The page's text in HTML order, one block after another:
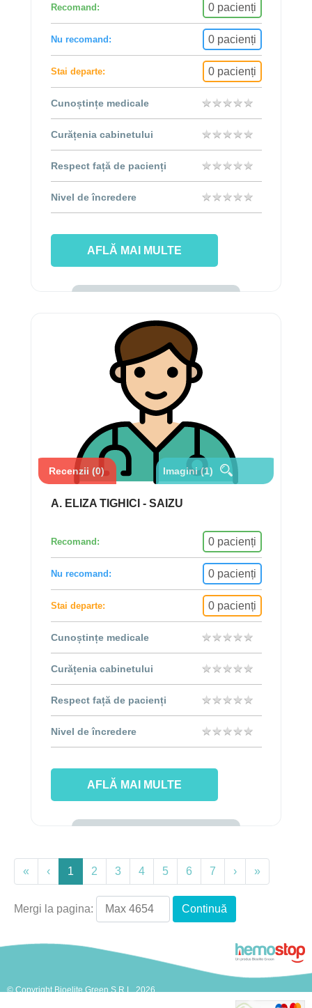
Recomand: 0 pacienți
Nu recomand: 0 pacienți
Stai departe: 0 pacienți
Cunoștințe medicale ★★★★★
★★★★★
Curățenia cabinetului ★★★★★
★★★★★
Respect față de pacienți ★★★★★
★★★★★
Nivel de încredere ★★★★★
★★★★★
AFLĂ MAI MULTE
Recenzii (0) Imagini (1)
A. ELIZA TIGHICI - SAIZU
Recomand: 0 pacienți
Nu recomand: 0 pacienți
Stai departe: 0 pacienți
Cunoștințe medicale ★★★★★
★★★★★
Curățenia cabinetului ★★★★★
★★★★★
Respect față de pacienți ★★★★★
★★★★★
Nivel de încredere ★★★★★
★★★★★
AFLĂ MAI MULTE
« ‹ 1 2 3 4 5 6 7 › »
Mergi la pagina:
© Copyright Bioelite Green S.R.L. 2026.